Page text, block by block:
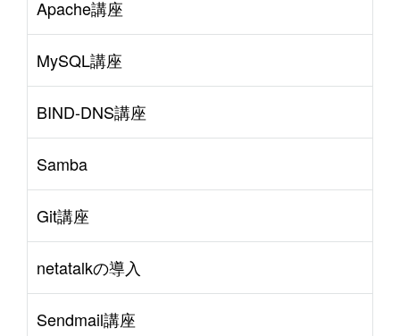
Apache講座
MySQL講座
BIND-DNS講座
Samba
Git講座
netatalkの導入
Sendmail講座